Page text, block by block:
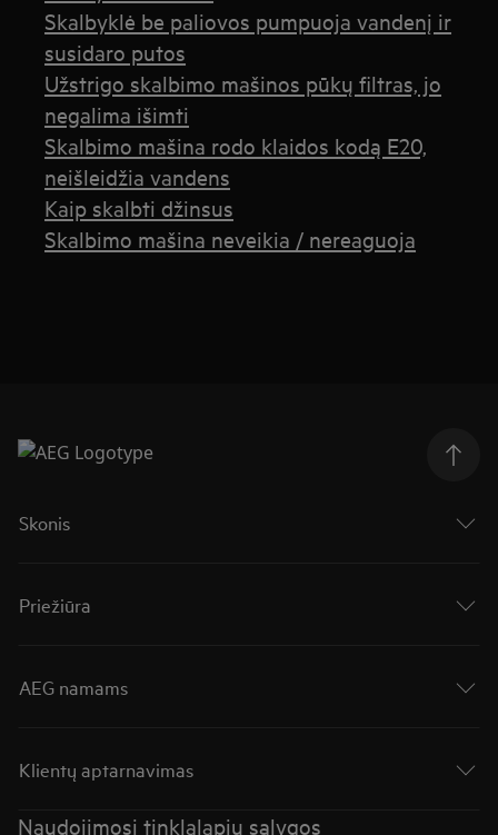
Skalbyklė be paliovos pumpuoja vandenį ir
susidaro putos
Užstrigo skalbimo mašinos pūkų filtras, jo
negalima išimti
Skalbimo mašina rodo klaidos kodą E20,
neišleidžia vandens
Kaip skalbti džinsus
Skalbimo mašina neveikia / nereaguoja
Skonis
Priežiūra
AEG namams
Klientų aptarnavimas
Naudojimosi tinklalapiu sąlygos